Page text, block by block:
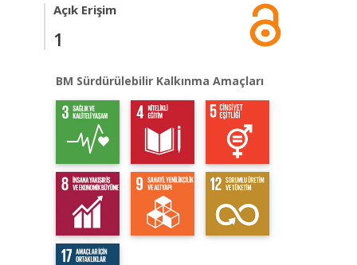
Açık Erişim
1
BM Sürdürülebilir Kalkınma Amaçları